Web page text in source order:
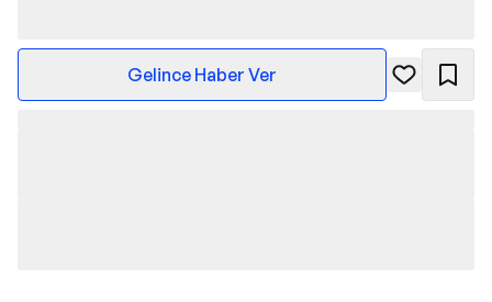
Gelince Haber Ver